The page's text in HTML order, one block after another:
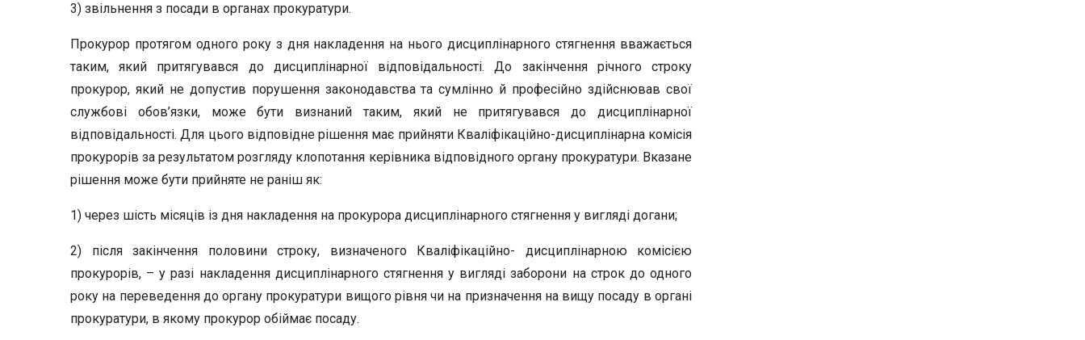
3) звільнення з посади в органах прокуратури.
Прокурор протягом одного року з дня накладення на нього дисциплінарного стягнення вважається
таким, який притягувався до дисциплінарної відповідальності. До закінчення річного строку
прокурор, який не допустив порушення законодавства та сумлінно й професійно здійснював свої
службові обов’язки, може бути визнаний таким, який не притягувався до дисциплінарної
відповідальності. Для цього відповідне рішення має прийняти Кваліфікаційно-дисциплінарна комісія
прокурорів за результатом розгляду клопотання керівника відповідного органу прокуратури. Вказане
рішення може бути прийняте не раніш як:
1) через шість місяців із дня накладення на прокурора дисциплінарного стягнення у вигляді догани;
2) після закінчення половини строку, визначеного Кваліфікаційно- дисциплінарною комісією
прокурорів, – у разі накладення дисциплінарного стягнення у вигляді заборони на строк до одного
року на переведення до органу прокуратури вищого рівня чи на призначення на вищу посаду в органі
прокуратури, в якому прокурор обіймає посаду.